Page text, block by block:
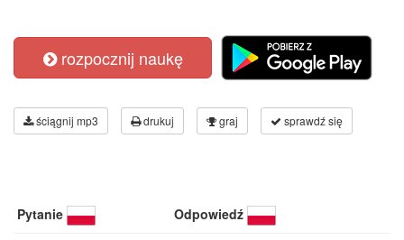
rozpocznij naukę
ściągnij mp3 drukuj graj sprawdź się
Pytanie Odpowiedź